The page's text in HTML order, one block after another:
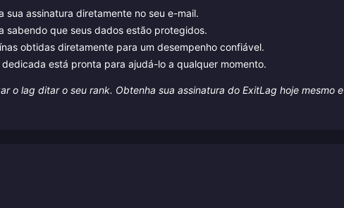
sua assinatura diretamente no seu e-mail.
sabendo que seus dados estão protegidos.
obtidas diretamente para um desempenho confiável.
está pronta para ajudá-lo a qualquer momento.
o lag ditar o seu rank. Obtenha sua assinatura do ExitLag hoje mesmo e